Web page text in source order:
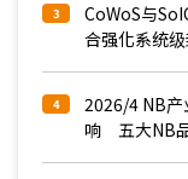
3
CoWoS与
合强化系统
4
2026/4 NB产
响 五大NB